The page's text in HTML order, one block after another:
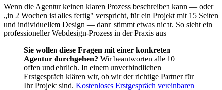
Wenn die Agentur keinen klaren Prozess beschreiben kann — oder
„in 2 Wochen ist alles fertig" verspricht, für ein Projekt mit 15 Seiten
und individuellem Design — dann stimmt etwas nicht. So sieht ein
professioneller Webdesign-Prozess in der Praxis aus.
Sie wollen diese Fragen mit einer konkreten
Agentur durchgehen? Wir beantworten alle 10 —
offen und ehrlich. In einem unverbindlichen
Erstgespräch klären wir, ob wir der richtige Partner für
Ihr Projekt sind. Kostenloses Erstgespräch vereinbaren